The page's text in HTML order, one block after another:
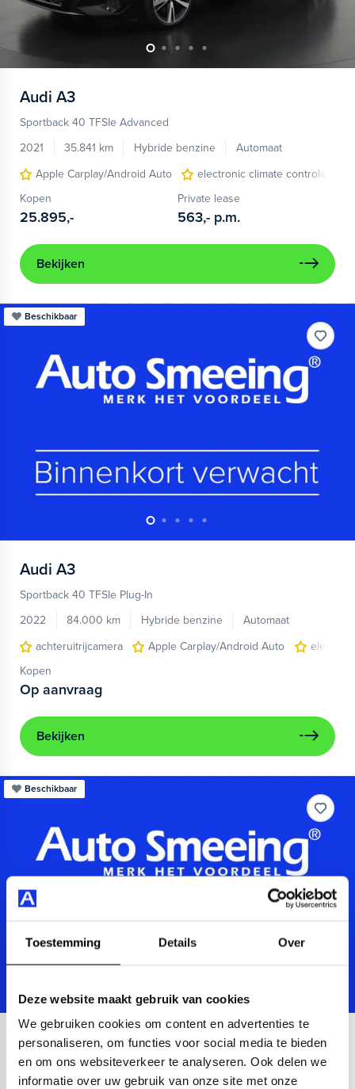
Toestemming Details Over
Deze website maakt gebruik van cookies
We gebruiken cookies om content en advertenties te
personaliseren, om functies voor social media te bieden
en om ons websiteverkeer te analyseren. Ook delen we
informatie over uw gebruik van onze site met onze
Audi A3
Sportback 40 TFSIe Advanced
2021
35.841 km Hybride benzine
Automaat
Apple Carplay/Android Auto
electronic climate controle
Kopen
25.895,-
Private lease
563,- p.m.
Bekijken
Beschikbaar
Audi A3
Sportback 40 TFSIe Plug-In
2022
84.000 km Hybride benzine
Automaat
achteruitrijcamera
Apple Carplay/Android Auto
Kopen
Op aanvraag
Bekijken
Beschikbaar
Audi A3
Sportback 40 TFSIe Advanced